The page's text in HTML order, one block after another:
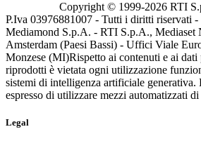
Copyright © 1999-2026 RTI
P.Iva 03976881007 - Tutti i diritti riservati -
Mediamond S.p.A. - RTI S.p.A., Mediaset
Amsterdam (Paesi Bassi) - Uffici Viale
Monzese (MI)Rispetto ai contenuti e ai dati
riprodotti è vietata ogni utilizzazione
sistemi di intelligenza artificiale generativa.
espresso di utilizzare mezzi automatizzati di
Legal